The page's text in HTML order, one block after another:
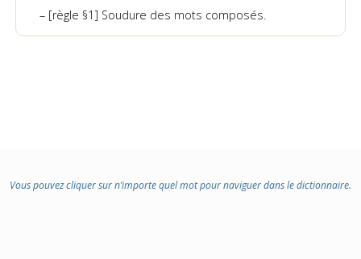
[règle §1] Soudure des mots composés.
Vous pouvez cliquer sur n’importe quel mot pour naviguer dans le dictionnaire.